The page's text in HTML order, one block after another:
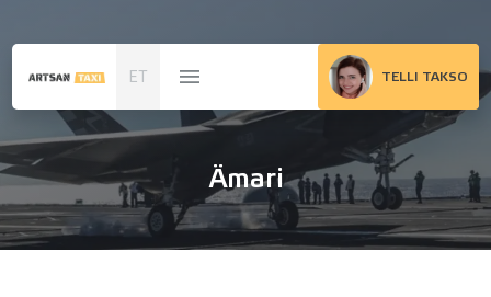
ET TELLI TAKSO
Ämari